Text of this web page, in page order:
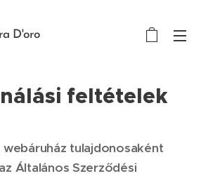
D'oro
feltételek
tulajdonosaként
Általános Szerződési